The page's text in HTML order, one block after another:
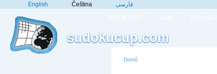
English Čeština فارسی
sudokucup.com
Domů